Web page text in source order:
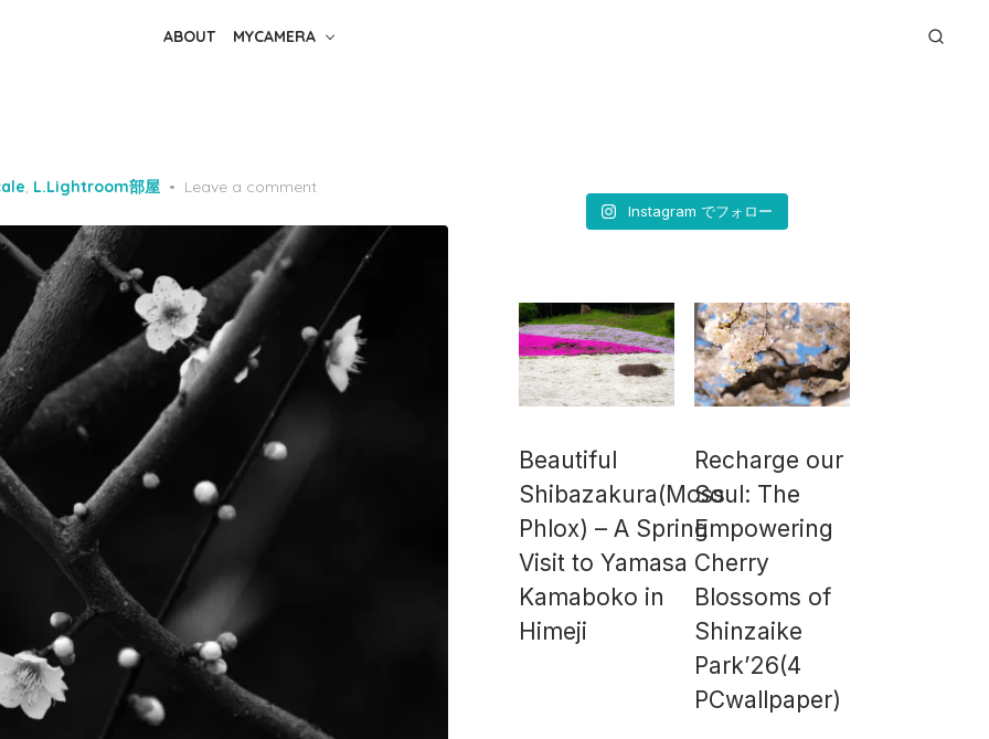
ABOUT MYCAMERA
, L.Lightroom部屋 Leave a comment
Instagram でフォロー
Beautiful
Shibazakura(Moss
Phlox) – A Spring
Visit to Yamasa
Kamaboko in
Himeji
Recharge our
Soul: The
Empowering
Cherry
Blossoms of
Shinzaike
Park’26(4
PCwallpaper)